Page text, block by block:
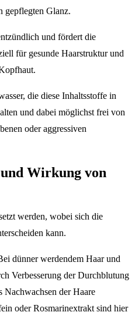
gepflegten Glanz.
und fördert die
für gesunde Haarstruktur und
die diese Inhaltsstoffe in
und dabei möglichst frei von
oder aggressiven
Wirkung von
werden, wobei sich die
kann.
dünner werdendem Haar und
Verbesserung der Durchblutung
der Haare
oder Rosmarinextrakt sind hier